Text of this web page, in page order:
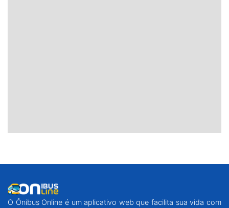
O Ônibus Online é um aplicativo web que facilita sua vida com